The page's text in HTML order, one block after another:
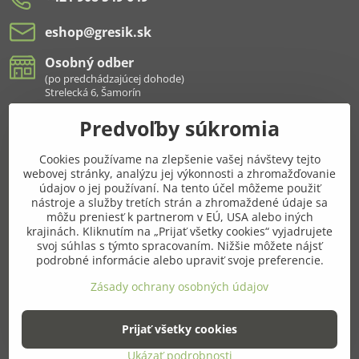
eshop​@gresik​.sk
Osobný odber
(po predchádzajúcej dohode)
Strelecká 6, Šamorín
Všetko k nákupu
Pridajte sa k nám aj na sieťach
Facebook Instagram
Najnavštevovanejšie kategórie
Ďalšie kategórie
©2026Copyright
Predvoľby súkromiaZásady ochrany osobných údajov
Predvoľby súkromia
Cookies používame na zlepšenie vašej návštevy tejto
webovej stránky, analýzu jej výkonnosti a zhromažďovanie
údajov o jej používaní. Na tento účel môžeme použiť
nástroje a služby tretích strán a zhromaždené údaje sa
môžu preniesť k partnerom v EÚ, USA alebo iných
krajinách. Kliknutím na „Prijať všetky cookies“ vyjadrujete
svoj súhlas s týmto spracovaním. Nižšie môžete nájsť
podrobné informácie alebo upraviť svoje preferencie.
Zásady ochrany osobných údajov
Ukázať podrobnosti
Prijať všetky cookies